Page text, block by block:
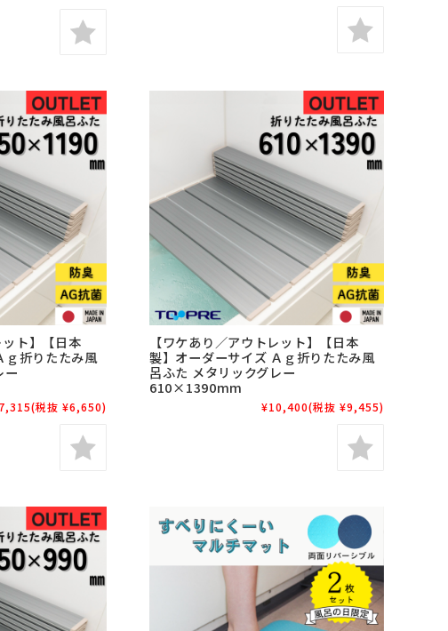
ット】【日本
ｇ折りたたみ風
ー
(税抜 ¥6,650)
【ワケあり／アウトレット】【日本
製】オーダーサイズ Ａｇ折りたたみ風
呂ふた メタリックグレー
610×1390mm
¥10,400(税抜 ¥9,455)